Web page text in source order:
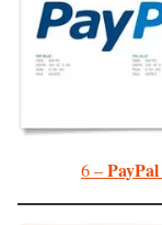
6 –PayPal